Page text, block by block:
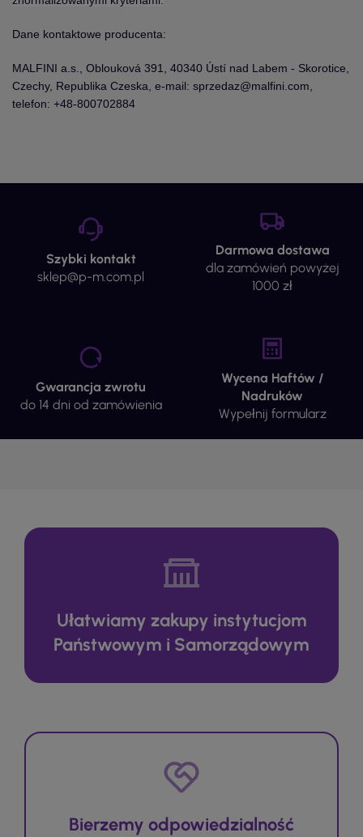
Dane kontaktowe producenta:
MALFINI a.s., Oblouková 391, 40340 Ústí nad Labem - Skorotice,
Czechy, Republika Czeska, e-mail: sprzedaz@malfini.com,
telefon: +48-800702884
Szybki kontakt
sklep@p-m.com.pl
Darmowa dostawa
dla zamówień powyżej
1000 zł
Gwarancja zwrotu
do 14 dni od zamówienia
Wycena Haftów /
Nadruków
Wypełnij formularz
Ułatwiamy zakupy instytucjom
Państwowym i Samorządowym
Bierzemy odpowiedzialność